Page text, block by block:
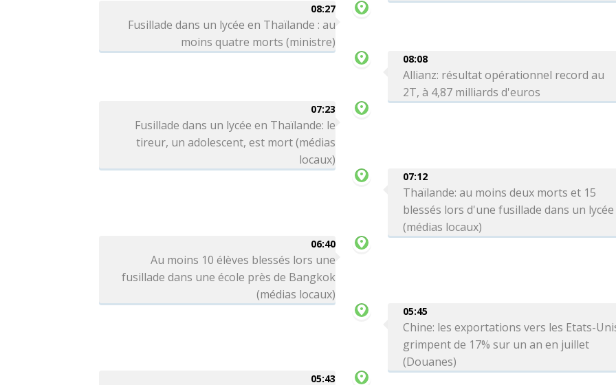
08:27
Fusillade dans un lycée en Thaïlande : au
moins quatre morts (ministre)
08:08
Allianz: résultat opérationnel record au
2T, à 4,87 milliards d'euros
07:23
Fusillade dans un lycée en Thaïlande: le
tireur, un adolescent, est mort (médias
locaux)
07:12
Thaïlande: au moins deux morts et 15
blessés lors d'une fusillade dans un lycée
(médias locaux)
06:40
Au moins 10 élèves blessés lors une
fusillade dans une école près de Bangkok
(médias locaux)
05:45
Chine: les exportations vers les Etats-
grimpent de 17% sur un an en juillet
(Douanes)
05:43